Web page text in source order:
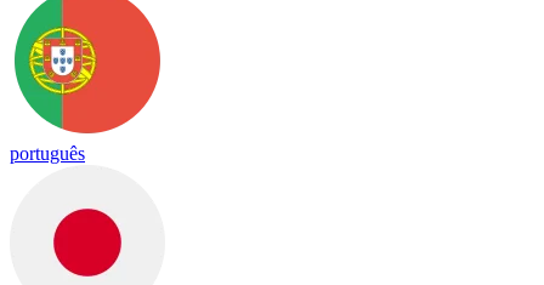
português